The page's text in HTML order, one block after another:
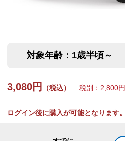
対象年齢：1歳半頃～
3,080円 （税込） 税別：2,800円
ログイン後に購入が可能となります。